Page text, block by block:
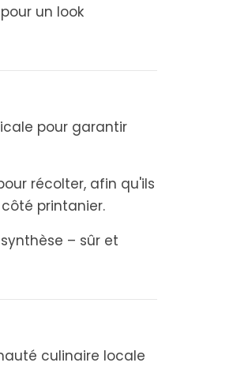
un look
pour garantir
récolter, afin qu'ils
printanier.
– sûr et
culinaire locale